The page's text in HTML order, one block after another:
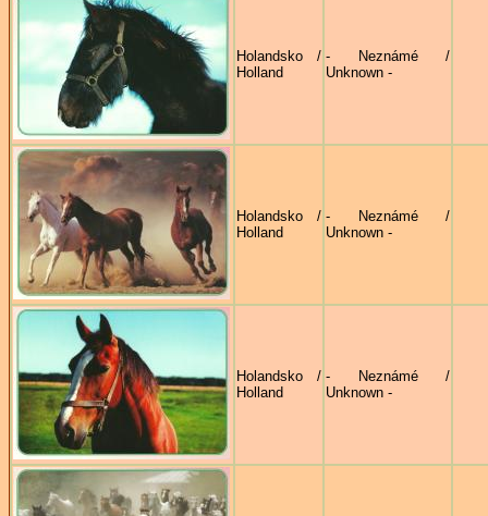
Holandsko /
Holland
- Neznámé /
Unknown -
Holandsko /
Holland
- Neznámé /
Unknown -
Holandsko /
Holland
- Neznámé /
Unknown -